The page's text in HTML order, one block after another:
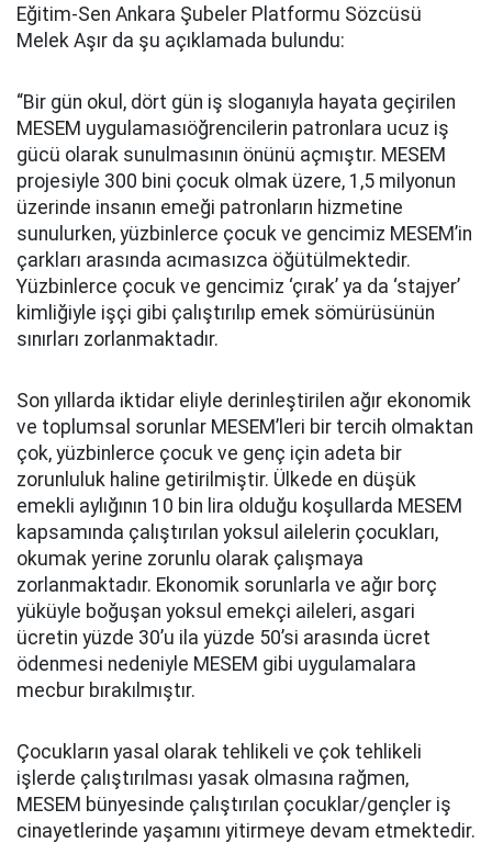
Eğitim-Sen Ankara Şubeler Platformu Sözcüsü
Melek Aşır da şu açıklamada bulundu:
“Bir gün okul, dört gün iş sloganıyla hayata geçirilen
MESEM uygulamasıöğrencilerin patronlara ucuz iş
gücü olarak sunulmasının önünü açmıştır. MESEM
projesiyle 300 bini çocuk olmak üzere, 1,5 milyonun
üzerinde insanın emeği patronların hizmetine
sunulurken, yüzbinlerce çocuk ve gencimiz MESEM’in
çarkları arasında acımasızca öğütülmektedir.
Yüzbinlerce çocuk ve gencimiz ‘çırak’ ya da ‘stajyer’
kimliğiyle işçi gibi çalıştırılıp emek sömürüsünün
sınırları zorlanmaktadır.
Son yıllarda iktidar eliyle derinleştirilen ağır ekonomik
ve toplumsal sorunlar MESEM’leri bir tercih olmaktan
çok, yüzbinlerce çocuk ve genç için adeta bir
zorunluluk haline getirilmiştir. Ülkede en düşük
emekli aylığının 10 bin lira olduğu koşullarda MESEM
kapsamında çalıştırılan yoksul ailelerin çocukları,
okumak yerine zorunlu olarak çalışmaya
zorlanmaktadır. Ekonomik sorunlarla ve ağır borç
yüküyle boğuşan yoksul emekçi aileleri, asgari
ücretin yüzde 30’u ila yüzde 50’si arasında ücret
ödenmesi nedeniyle MESEM gibi uygulamalara
mecbur bırakılmıştır.
Çocukların yasal olarak tehlikeli ve çok tehlikeli
işlerde çalıştırılması yasak olmasına rağmen,
MESEM bünyesinde çalıştırılan çocuklar/gençler iş
cinayetlerinde yaşamını yitirmeye devam etmektedir.